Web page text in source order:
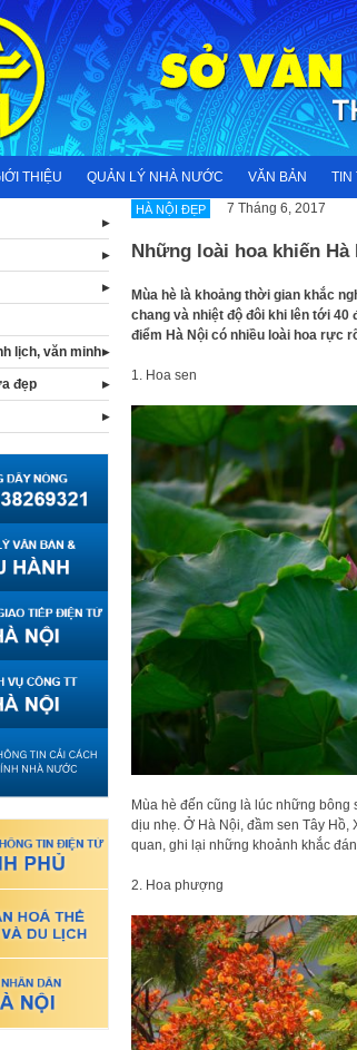
THIỆU QUẢN LÝ NHÀ NƯỚC VĂN BẢN TIN
HÀ NỘI ĐẸP 7 Tháng 6, 2017
Những loài hoa khiến
Mùa hè là khoảng thời gian khắc
chang và nhiệt độ đôi khi lên tới
điểm Hà Nội có nhiều loài hoa rực
1. Hoa sen
Mùa hè đến cũng là lúc những
dịu nhẹ. Ở Hà Nội, đầm sen Tây
quan, ghi lại những khoảnh khắc
2. Hoa phượng
lịch, văn minh
đẹp